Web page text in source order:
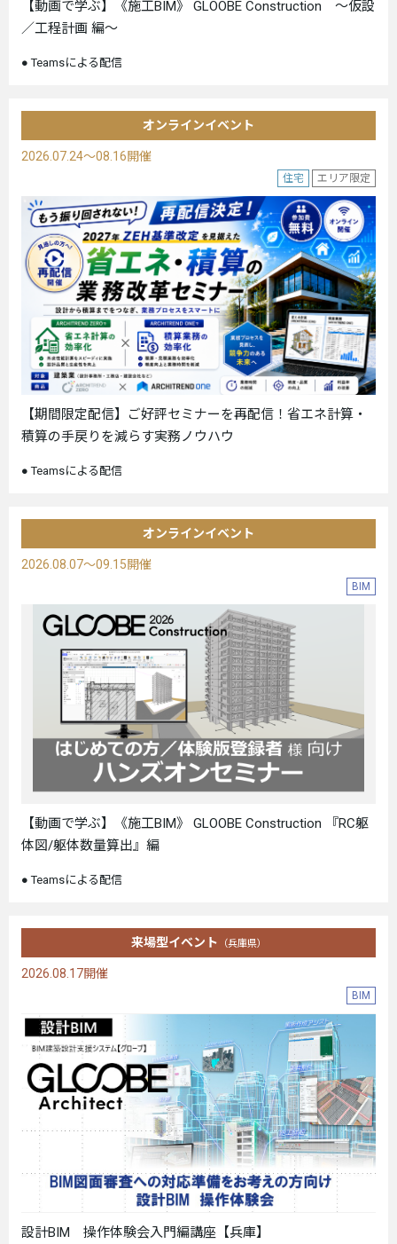
【動画で学ぶ】《施工BIM》 GLOOBE Construction ～仮設
／工程計画 編～
Teamsによる配信
オンラインイベント
2026.07.24～08.16開催
住宅 エリア限定
【期間限定配信】ご好評セミナーを再配信！省エネ計算・
積算の手戻りを減らす実務ノウハウ
Teamsによる配信
オンラインイベント
2026.08.07～09.15開催
BIM
【動画で学ぶ】《施工BIM》 GLOOBE Construction 『RC躯
体図/躯体数量算出』編
Teamsによる配信
来場型イベント （兵庫県）
2026.08.17開催
BIM
設計BIM 操作体験会入門編講座【兵庫】